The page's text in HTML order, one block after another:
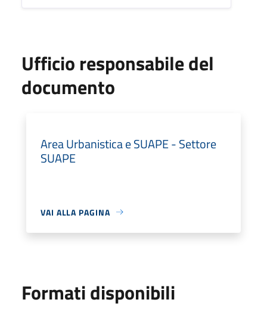
Ufficio responsabile del
documento
Area Urbanistica e SUAPE - Settore
SUAPE
VAI ALLA PAGINA
Formati disponibili